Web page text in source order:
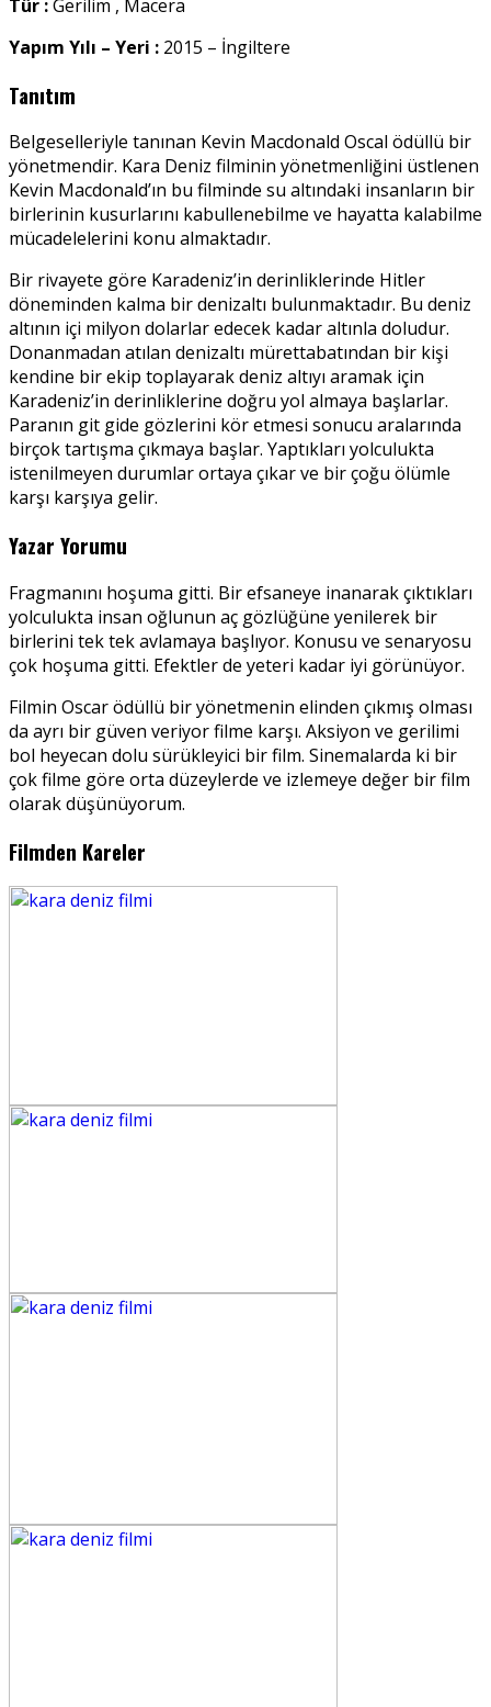
Tür :Gerilim , Macera
Yapım Yılı – Yeri : 2015 – İngiltere
Tanıtım
Belgeselleriyle tanınan Kevin Macdonald Oscal ödüllü bir
yönetmendir. Kara Deniz filminin yönetmenliğini üstlenen
Kevin Macdonald’ın bu filminde su altındaki insanların bir
birlerinin kusurlarını kabullenebilme ve hayatta kalabilme
mücadelelerini konu almaktadır.
Bir rivayete göre Karadeniz’in derinliklerinde Hitler
döneminden kalma bir denizaltı bulunmaktadır. Bu deniz
altının içi milyon dolarlar edecek kadar altınla doludur.
Donanmadan atılan denizaltı mürettabatından bir kişi
kendine bir ekip toplayarak deniz altıyı aramak için
Karadeniz’in derinliklerine doğru yol almaya başlarlar.
Paranın git gide gözlerini kör etmesi sonucu aralarında
birçok tartışma çıkmaya başlar. Yaptıkları yolculukta
istenilmeyen durumlar ortaya çıkar ve bir çoğu ölümle
karşı karşıya gelir.
Yazar Yorumu
Fragmanını hoşuma gitti. Bir efsaneye inanarak çıktıkları
yolculukta insan oğlunun aç gözlüğüne yenilerek bir
birlerini tek tek avlamaya başlıyor. Konusu ve senaryosu
çok hoşuma gitti. Efektler de yeteri kadar iyi görünüyor.
Filmin Oscar ödüllü bir yönetmenin elinden çıkmış olması
da ayrı bir güven veriyor filme karşı. Aksiyon ve gerilimi
bol heyecan dolu sürükleyici bir film. Sinemalarda ki bir
çok filme göre orta düzeylerde ve izlemeye değer bir film
olarak düşünüyorum.
Filmden Kareler